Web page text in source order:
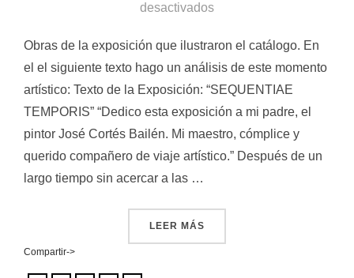
desactivados
Obras de la exposición que ilustraron el catálogo. En
el el siguiente texto hago un análisis de este momento
artístico: Texto de la Exposición: “SEQUENTIAE
TEMPORIS” “Dedico esta exposición a mi padre, el
pintor José Cortés Bailén. Mi maestro, cómplice y
querido compañero de viaje artístico.” Después de un
largo tiempo sin acercar a las …
LEER MÁS
Compartir->